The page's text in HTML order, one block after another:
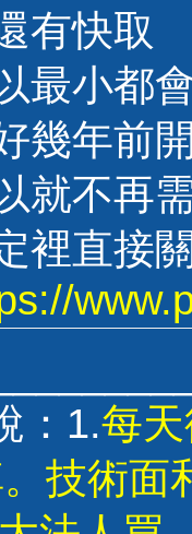
有快取
最小都
幾年前
就不再
裡直接
：1.每
技術面